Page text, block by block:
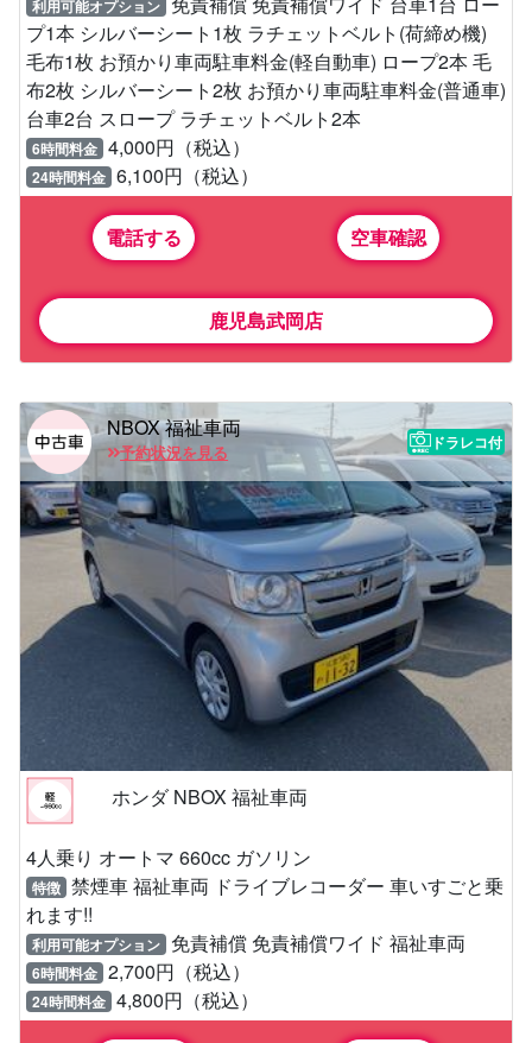
利用可能オプション
プ1本 シルバーシート1枚 ラチェットベルト(荷締め機)
毛布1枚 お預かり車両駐車料金(軽自動車) ロープ2本 毛
布2枚 シルバーシート2枚 お預かり車両駐車料金(普通車)
台車2台 スロープ ラチェットベルト2本
6時間料金 4,000円（税込）
24時間料金 6,100円（税込）
電話する 空車確認
鹿児島武岡店
NBOX 福祉車両
予約状況を見る
ドラレコ付
ホンダ NBOX 福祉車両
4人乗り オートマ 660cc ガソリン
特徴 禁煙車 福祉車両 ドライブレコーダー 車いすごと乗
れます!!
利用可能オプション 免責補償 免責補償ワイド 福祉車両
6時間料金 2,700円（税込）
24時間料金 4,800円（税込）